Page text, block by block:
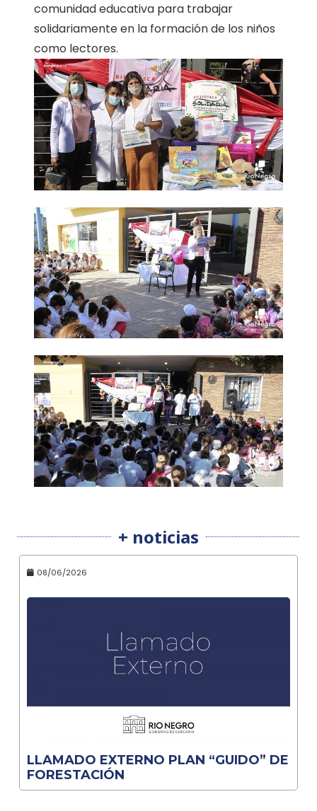
comunidad educativa para trabajar
solidariamente en la formación de los niños
como lectores.
+ noticias
08/06/2026
LLAMADO EXTERNO PLAN “GUIDO” DE
FORESTACIÓN